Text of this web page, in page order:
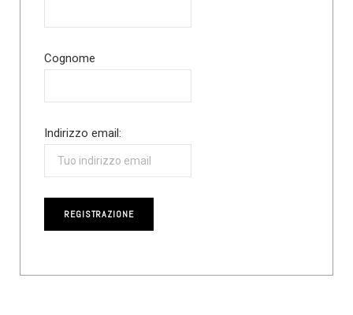
Cognome
Indirizzo email: